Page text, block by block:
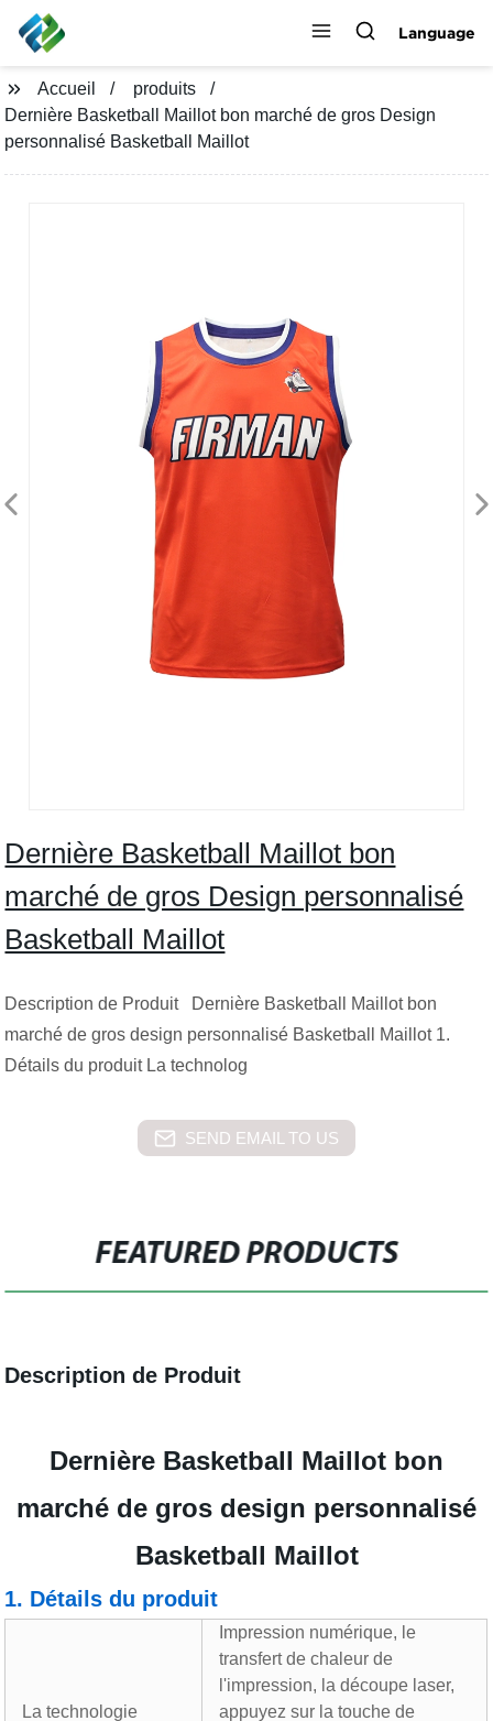
Language
Accueil
produits
Dernière Basketball Maillot bon marché de gros Design
personnalisé Basketball Maillot
Dernière Basketball Maillot bon
marché de gros Design personnalisé
Basketball Maillot
Description de Produit Dernière Basketball Maillot bon
marché de gros design personnalisé Basketball Maillot 1.
Détails du produit La technolog
SEND EMAIL TO US
FEATURED PRODUCTS
Description de Produit
Dernière Basketball Maillot bon
marché de gros design personnalisé
Basketball Maillot
1. Détails du produit
La technologie
Impression numérique, le
transfert de chaleur de
l'impression, la découpe laser,
appuyez sur la touche de